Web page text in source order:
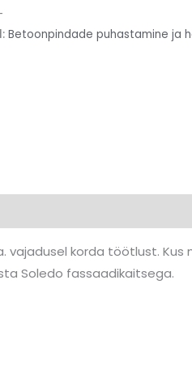
Betoonpindade puhastamine ja
vajadusel korda töötlust. Kus
Soledo fassaadikaitsega.